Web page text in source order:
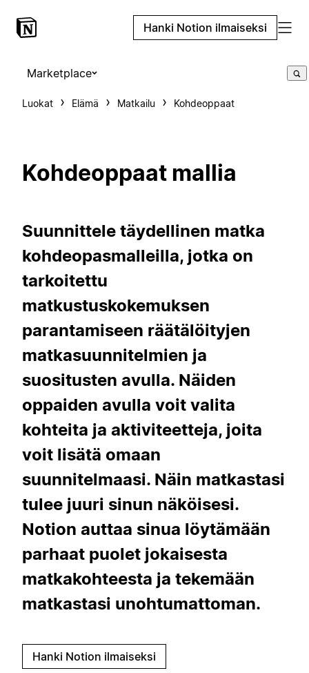
Hanki Notion ilmaiseksi
Marketplace
Luokat Elämä Matkailu Kohdeoppaat
Kohdeoppaat mallia
Suunnittele täydellinen matka
kohdeopasmalleilla, jotka on
tarkoitettu
matkustuskokemuksen
parantamiseen räätälöityjen
matkasuunnitelmien ja
suositusten avulla. Näiden
oppaiden avulla voit valita
kohteita ja aktiviteetteja, joita
voit lisätä omaan
suunnitelmaasi. Näin matkastasi
tulee juuri sinun näköisesi.
Notion auttaa sinua löytämään
parhaat puolet jokaisesta
matkakohteesta ja tekemään
matkastasi unohtumattoman.
Hanki Notion ilmaiseksi